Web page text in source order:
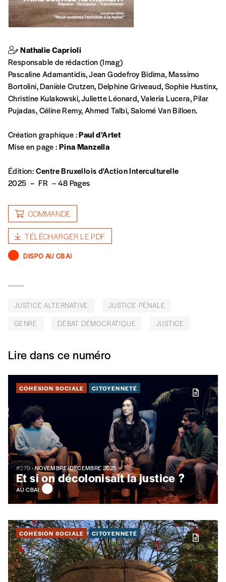
Édition numérique
AJOUTER
Offre découverte
offrons les deux derniers numéros publiés.
découverte
Cadeau
Faites découvrir l'Imag
lui un abonnement ou numéro au choix.
J’offre le(s) numéro(s)
Prénom*
Nom
Organisation
TVA
Téléphone
E-mail*
Nathalie Caprioli
Responsable de rédaction (Imag)
Pascaline Adamantidis, Jean Godefroy Bidima, Massimo
Bortolini, Danièle Crutzen, Delphine Griveaud, Sophie Hustinx,
Christine Kulakowski, Juliette Léonard, Valeria Lucera, Pilar
Pujadas, Céline Remy, Ahmed Talbi, Salomé Van Billoen.
Création graphique :Paul d’Artet
Mise en page :Pina Manzella
Édition:Centre Bruxellois d'Action Interculturelle
2025 – FR – 48 Pages
COMMANDE
TÉLÉCHARGER LE PDF
DISPO AU CBAI
JUSTICE ALTERNATIVE
JUSTICE PÉNALE
GENRE
DÉBAT DÉMOCRATIQUE JUSTICE
Lire dans ce numéro
COHÉSION SOCIALE CITOYENNETÉ
#379- NOVEMBRE/DÉCEMBRE 2025
Et si on décolonisait la justice ?
AU CBAI
COHÉSION SOCIALE CITOYENNETÉ